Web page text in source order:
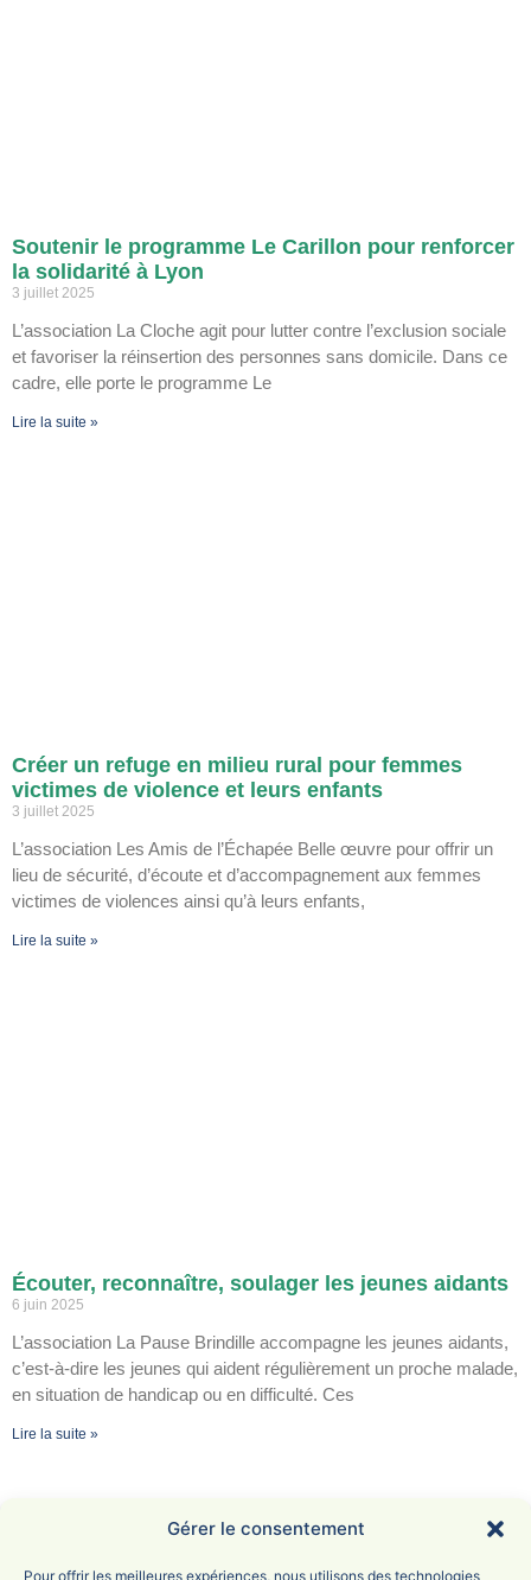
Gérer le consentement
Pour offrir les meilleures expériences, nous utilisons des technologies
Soutenir le programme Le Carillon pour renforcer
la solidarité à Lyon
3 juillet 2025
L’association La Cloche agit pour lutter contre l’exclusion sociale
et favoriser la réinsertion des personnes sans domicile. Dans ce
cadre, elle porte le programme Le
Lire la suite »
Créer un refuge en milieu rural pour femmes
victimes de violence et leurs enfants
3 juillet 2025
L’association Les Amis de l’Échapée Belle œuvre pour offrir un
lieu de sécurité, d’écoute et d’accompagnement aux femmes
victimes de violences ainsi qu’à leurs enfants,
Lire la suite »
Écouter, reconnaître, soulager les jeunes aidants
6 juin 2025
L’association La Pause Brindille accompagne les jeunes aidants,
c’est-à-dire les jeunes qui aident régulièrement un proche malade,
en situation de handicap ou en difficulté. Ces
Lire la suite »